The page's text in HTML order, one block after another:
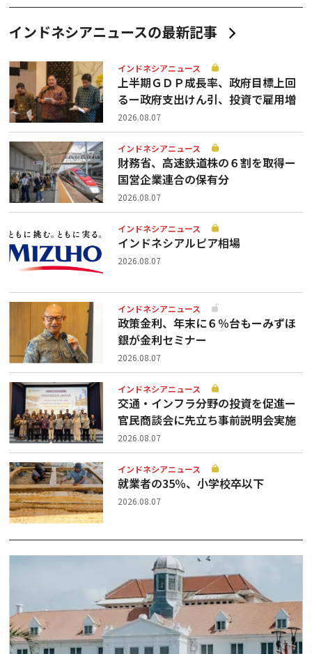
インドネシアニュースの最新記事
インドネシアニュース
上半期ＧＤＰ成長率、政府目標上回
るー政府支出けん引、投資で雇用増
2026.08.07
インドネシアニュース
財務省、高速鉄道株の６割を取得ー
国営企業連合の保有分
2026.08.07
インドネシアニュース
インドネシアルピア相場
2026.08.07
インドネシアニュース
政策金利、年末に６％台もーみずほ
銀が金利セミナー
2026.08.07
インドネシアニュース
交通・インフラ分野の投資を促進ー
官民商談会に先立ち事前説明会実施
2026.08.07
インドネシアニュース
就業者の35％、小学校卒以下
2026.08.07